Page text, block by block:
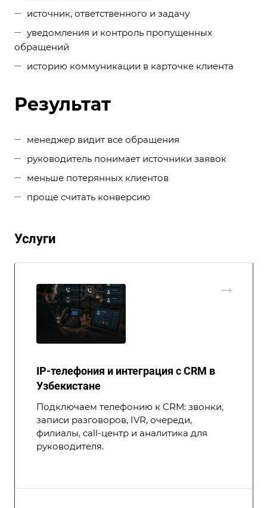
источник, ответственного и задачу
уведомления и контроль пропущенных
обращений
историю коммуникации в карточке клиента
Результат
менеджер видит все обращения
руководитель понимает источники заявок
меньше потерянных клиентов
проще считать конверсию
Услуги
IP-телефония и интеграция с CRM в
Узбекистане
Подключаем телефонию к CRM: звонки,
записи разговоров, IVR, очереди,
филиалы, call-центр и аналитика для
руководителя.